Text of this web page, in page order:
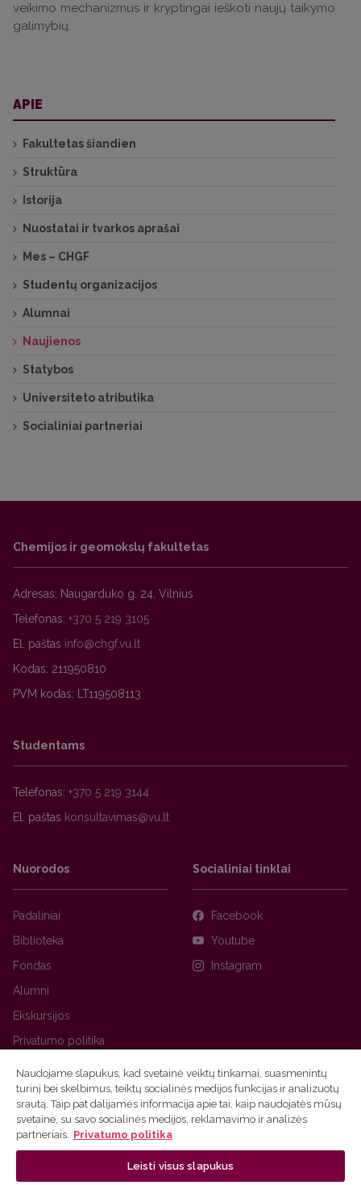
veikimo mechanizmus ir kryptingai ieškoti naujų taikymo
galimybių.
APIE
Fakultetas šiandien
Struktūra
Istorija
Nuostatai ir tvarkos aprašai
Mes – CHGF
Studentų organizacijos
Alumnai
Naujienos
Statybos
Universiteto atributika
Socialiniai partneriai
Chemijos ir geomokslų fakultetas
Adresas: Naugarduko g. 24, Vilnius
Telefonas: +370 5 219 3105
El. paštas
Kodas: 211950810
PVM kodas: LT119508113
Studentams
Telefonas: +370 5 219 3144
El. paštas
Nuorodos
Padaliniai
Biblioteka
Fondas
Alumni
Ekskursijos
Privatumo politika
Socialiniai tinklai
Facebook
Youtube
Instagram
Ⓒ 2026 Vilniaus universitetas Tinklalapio administratorius
Naudojame slapukus, kad svetainė veiktų tinkamai, suasmenintų
turinį bei skelbimus, teiktų socialinės medijos funkcijas ir analizuotų
srautą. Taip pat dalijamės informacija apie tai, kaip naudojatės mūsų
svetaine, su savo socialinės medijos, reklamavimo ir analizės
partneriais. Privatumo politika
Leisti visus slapukus